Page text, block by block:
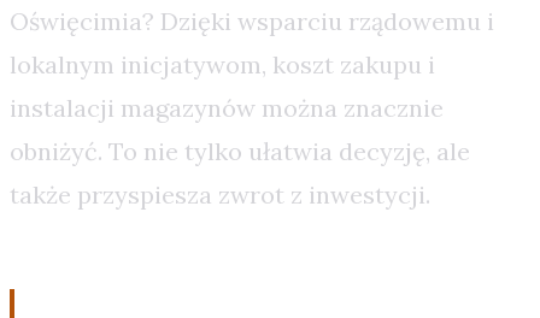
Oświęcimia? Dzięki wsparciu rządowemu i
lokalnym inicjatywom, koszt zakupu i
instalacji magazynów można znacznie
obniżyć. To nie tylko ułatwia decyzję, ale
także przyspiesza zwrot z inwestycji.